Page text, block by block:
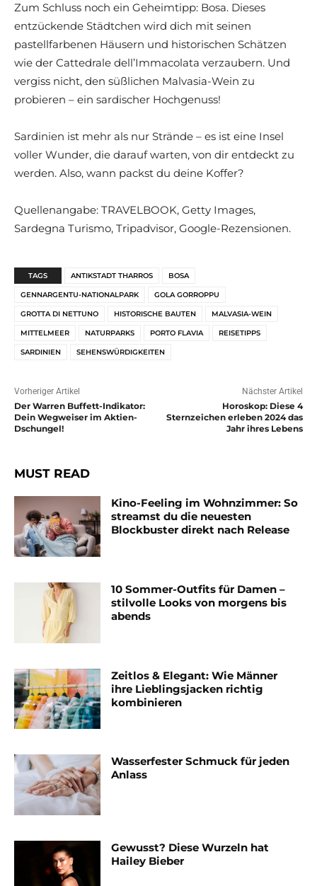
Zum Schluss noch ein Geheimtipp: Bosa. Dieses
entzückende Städtchen wird dich mit seinen
pastellfarbenen Häusern und historischen Schätzen
wie der Cattedrale dell’Immacolata verzaubern. Und
vergiss nicht, den süßlichen Malvasia-Wein zu
probieren – ein sardischer Hochgenuss!
Sardinien ist mehr als nur Strände – es ist eine Insel
voller Wunder, die darauf warten, von dir entdeckt zu
werden. Also, wann packst du deine Koffer?
Quellenangabe: TRAVELBOOK, Getty Images,
Sardegna Turismo, Tripadvisor, Google-Rezensionen.
TAGS ANTIKSTADT THARROS BOSA
GENNARGENTU-NATIONALPARK GOLA GORROPPU
GROTTA DI NETTUNO HISTORISCHE BAUTEN MALVASIA-WEIN
MITTELMEER NATURPARKS PORTO FLAVIA REISETIPPS
SARDINIEN SEHENSWÜRDIGKEITEN
Vorheriger Artikel
Der Warren Buffett-Indikator:
Dein Wegweiser im Aktien-
Dschungel!
Nächster Artikel
Horoskop: Diese 4
Sternzeichen erleben 2024 das
Jahr ihres Lebens
MUST READ
Kino-Feeling im Wohnzimmer: So
streamst du die neuesten
Blockbuster direkt nach Release
10 Sommer-Outfits für Damen –
stilvolle Looks von morgens bis
abends
Zeitlos & Elegant: Wie Männer
ihre Lieblingsjacken richtig
kombinieren
Wasserfester Schmuck für jeden
Anlass
Gewusst? Diese Wurzeln hat
Hailey Bieber